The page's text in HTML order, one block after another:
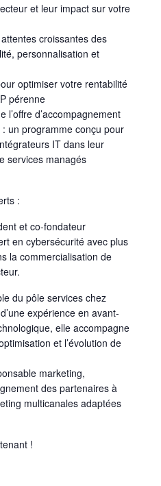
et leur impact sur votre
croissantes des
personnalisation et
optimiser votre rentabilité
pérenne
l’offre d’accompagnement
: un programme conçu pour
IT dans leur
services managés
:
et co-fondateur
en cybersécurité avec plus
la commercialisation de
du pôle services chez
expérience en avant-
elle accompagne
et l’évolution de
marketing,
des partenaires à
multicanales adaptées
!